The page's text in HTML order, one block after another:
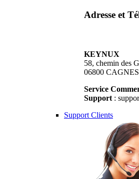
Adresse et
KEYNUX
58, chemin des
06800
Service
Support :
Support Clients